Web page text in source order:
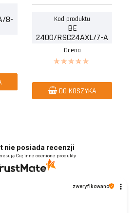
8-
Kod produktu
BE
2400/RSC24AXL/7-A
Ocena
DO KOSZYKA
nie posiada recenzji
Cię inne ocenione produkty
zweryfikowano